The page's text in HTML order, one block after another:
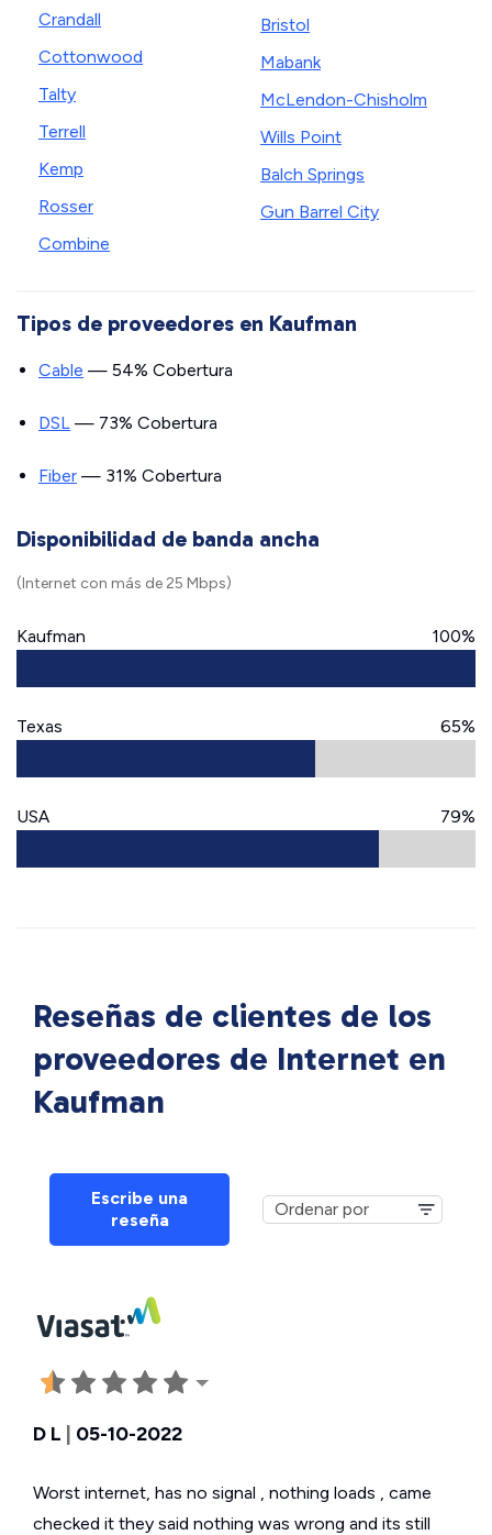
Crandall
Cottonwood
Talty
Terrell
Kemp
Rosser
Combine
Bristol
Mabank
McLendon-Chisholm
Wills Point
Balch Springs
Gun Barrel City
Tipos de proveedores en Kaufman
Cable — 54% Cobertura
DSL — 73% Cobertura
Fiber — 31% Cobertura
Disponibilidad de banda ancha
(Internet con más de 25 Mbps)
Kaufman 100%
Texas 65%
USA 79%
Reseñas de clientes de los
proveedores de Internet en
Kaufman
Escribe una
reseña
D L 05-10-2022
Worst internet, has no signal , nothing loads , came
checked it they said nothing was wrong and its still